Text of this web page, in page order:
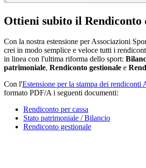
Ottieni subito il Rendiconto
Con la nostra estensione per Associazioni
crei in modo semplice e veloce tutti i
in linea con l'ultima riforma dello sport:
patrimoniale, Rendiconto gestionale e
Con l'Estensione per la stampa dei rendiconti
formato PDF/A i seguenti documenti:
Rendiconto per cassa
Stato patrimoniale / Bilancio
Rendiconto gestionale